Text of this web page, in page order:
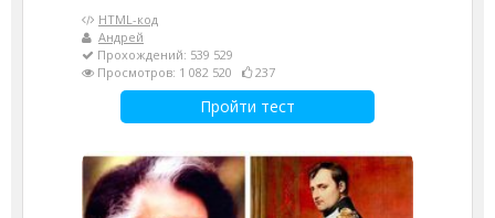
HTML-код
Андрей
Прохождений: 539 529
Просмотров: 1 082 520
237
Пройти тест